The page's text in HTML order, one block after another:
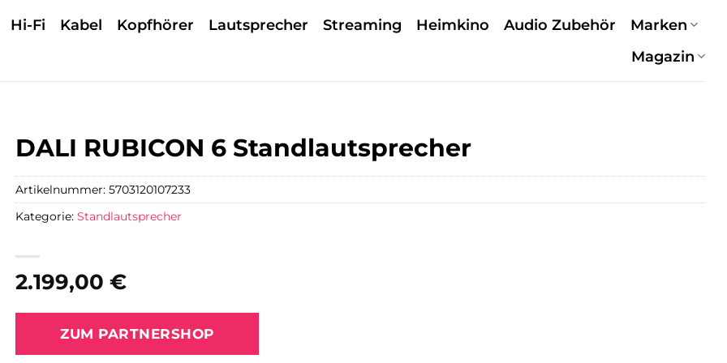
Hi-Fi Kabel Kopfhörer Lautsprecher Streaming Heimkino Audio Zubehör
Marken
Magazin
DALI RUBICON 6 Standlautsprecher
2.199,00 €
ZUM PARTNERSHOP
Artikelnummer: 5703120107233
Kategorie: Standlautsprecher